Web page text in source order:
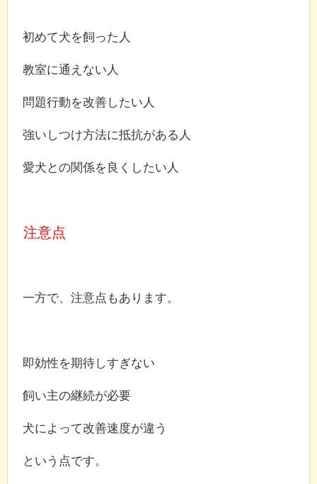
初めて犬を飼った人
教室に通えない人
問題行動を改善したい人
強いしつけ方法に抵抗がある人
愛犬との関係を良くしたい人
注意点
一方で、注意点もあります。
即効性を期待しすぎない
飼い主の継続が必要
犬によって改善速度が違う
という点です。